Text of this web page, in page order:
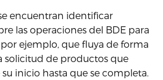
encuentran identificar
las operaciones del BDE para
ejemplo, que fluya de forma
solicitud de productos que
inicio hasta que se completa.